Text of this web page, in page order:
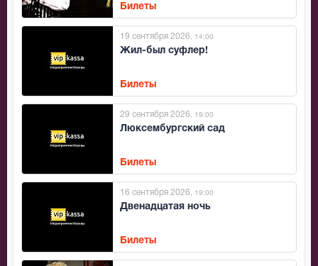
Билеты
Жил-был суфлер!
19 сентября 2026 , 14:00
Билеты
Люксембургский сад
29 сентября 2026 , 19:00
Билеты
Двенадцатая ночь
16 сентября 2026 , 19:00
Билеты